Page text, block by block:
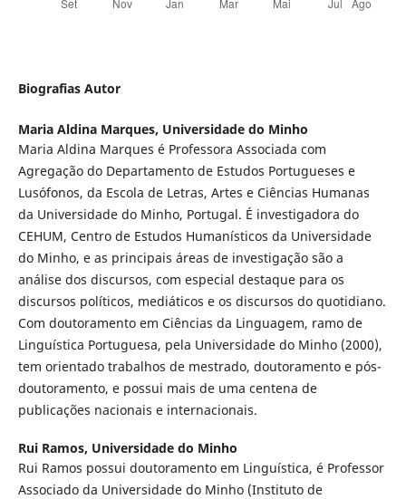
Biografias Autor
Maria Aldina Marques, Universidade do Minho
Maria Aldina Marques é Professora Associada com
Agregação do Departamento de Estudos Portugueses e
Lusófonos, da Escola de Letras, Artes e Ciências Humanas
da Universidade do Minho, Portugal. É investigadora do
CEHUM, Centro de Estudos Humanísticos da Universidade
do Minho, e as principais áreas de investigação são a
análise dos discursos, com especial destaque para os
discursos políticos, mediáticos e os discursos do quotidiano.
Com doutoramento em Ciências da Linguagem, ramo de
Linguística Portuguesa, pela Universidade do Minho (2000),
tem orientado trabalhos de mestrado, doutoramento e pós-
doutoramento, e possui mais de uma centena de
publicações nacionais e internacionais.
Rui Ramos, Universidade do Minho
Rui Ramos possui doutoramento em Linguística, é Professor
Associado da Universidade do Minho (Instituto de